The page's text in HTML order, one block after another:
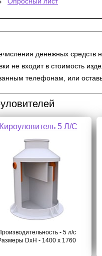
денежных средств
не входит в стоимость
телефонам, или
5 Л/С
- 5 л/с
DхH - 1400 х 1760